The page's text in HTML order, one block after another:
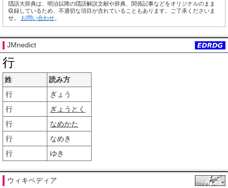
隠語大辞典は、明治以降の隠語解説文献や辞典、関係記事などをオリジナルのまま
収録しているため、不適切な項目が含れていることもあります。ご了承くださいま
せ。 お問い合わせ
JMnedict
行
姓
読み方
行
ぎょう
行
ぎょうとく
行
なめかた
行
なめき
行
ゆき
ウィキペディア